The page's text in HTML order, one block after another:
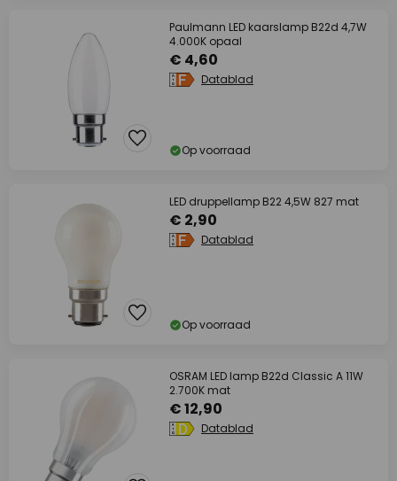
Paulmann LED kaarslamp B22d 4,7W
4.000K opaal
€ 4,60
Datablad
Op voorraad
LED druppellamp B22 4,5W 827 mat
€ 2,90
Datablad
Op voorraad
OSRAM LED lamp B22d Classic A 11W
2.700K mat
€ 12,90
Datablad